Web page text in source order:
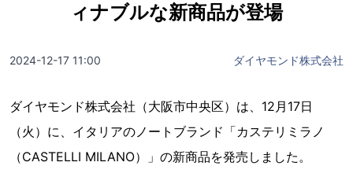
ィナブルな新商品が登場
2024-12-17 11:00 ダイヤモンド株式会社
ダイヤモンド株式会社（大阪市中央区）は、12月17日
（火）に、イタリアのノートブランド「カステリミラノ
（CASTELLI MILANO）」の新商品を発売しました。